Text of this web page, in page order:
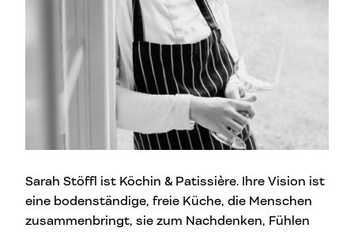
Sarah Stöffl ist Köchin & Patissière. Ihre Vision ist
eine bodenständige, freie Küche, die Menschen
zusammenbringt, sie zum Nachdenken, Fühlen